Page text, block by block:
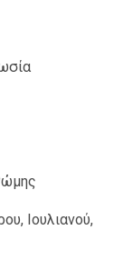
Ιουλιανού,